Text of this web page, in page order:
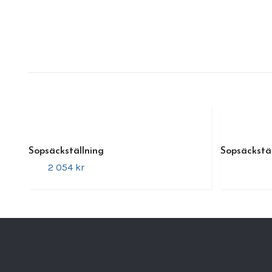
Sopsäckställning
2 054 kr